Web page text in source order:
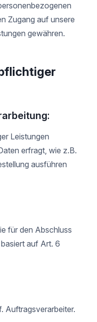
Zugang auf unsere
gewähren.
Leistungen
erfragt, wie z.B.
ausführen
für den Abschluss
auf Art. 6
Auftragsverarbeiter.